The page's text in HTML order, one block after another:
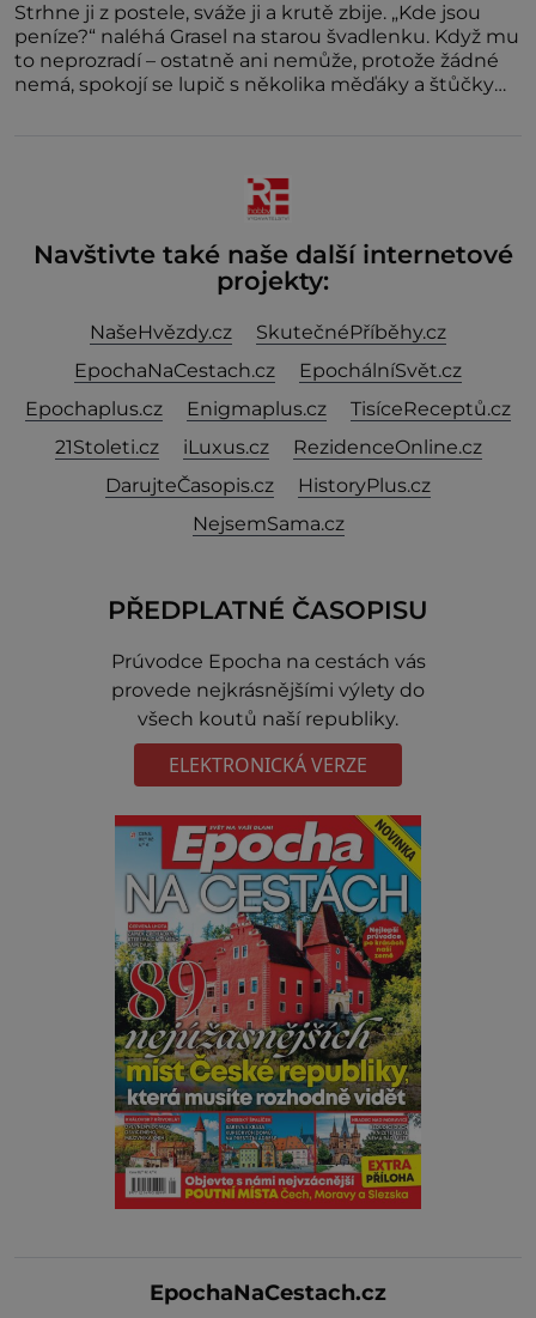
Strhne ji z postele, sváže ji a krutě zbije. „Kde jsou
peníze?“ naléhá Grasel na starou švadlenku. Když mu
to neprozradí – ostatně ani nemůže, protože žádné
nemá, spokojí se lupič s několika měďáky a štůčky
Navštivte také naše další internetové
projekty:
NašeHvězdy.cz
SkutečnéPříběhy.cz
EpochaNaCestach.cz
EpochálníSvět.cz
Epochaplus.cz
Enigmaplus.cz
TisíceReceptů.cz
21Stoleti.cz
iLuxus.cz
RezidenceOnline.cz
DarujteČasopis.cz
HistoryPlus.cz
NejsemSama.cz
PŘEDPLATNÉ ČASOPISU
Prúvodce Epocha na cestách vás
provede nejkrásnějšími výlety do
všech koutů naší republiky.
ELEKTRONICKÁ VERZE
EpochaNaCestach.cz